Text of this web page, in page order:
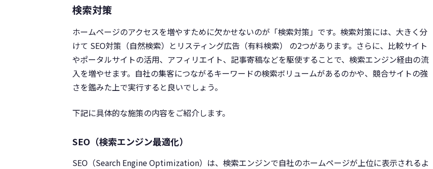
検索対策
ホームページのアクセスを増やすために欠かせないのが「検索対策」です。検索対策には、大きく分
けて SEO対策（自然検索）とリスティング広告（有料検索） の2つがあります。さらに、比較サイト
やポータルサイトの活用、アフィリエイト、記事寄稿などを駆使することで、検索エンジン経由の流
入を増やせます。自社の集客につながるキーワードの検索ボリュームがあるのかや、競合サイトの強
さを鑑みた上で実行すると良いでしょう。
下記に具体的な施策の内容をご紹介します。
SEO（検索エンジン最適化）
SEO（Search Engine Optimization）は、検索エンジンで自社のホームページが上位に表示されるよ